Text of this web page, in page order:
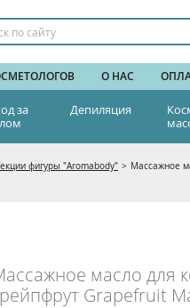
О НАС
за
Депиляция
фигуры "Aromabody" > Массажное
масло для
Grapefruit